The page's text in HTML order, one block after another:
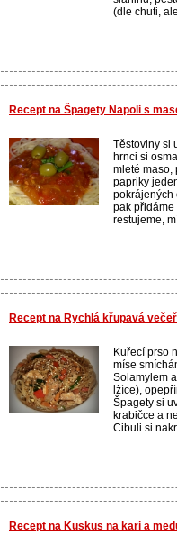
(dle chuti,
Recept na Špagety Napoli s
Těstoviny si
hrnci si
mleté maso,
papriky
pokrájených
pak přidáme
restujeme,
Recept na Rychlá křupavá
Kuřecí prso
míse
Solamylem
lžíce),
Špagety si
krabičce a
Cibuli si
Recept na Kuskus na kari a